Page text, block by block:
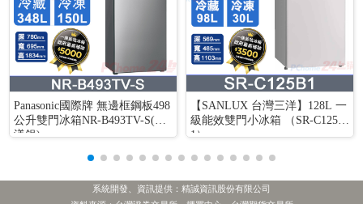
Panasonic國際牌 無邊框鋼板498
公升雙門冰箱NR-B493TV-S(晶
漾銀)
【SANLUX 台灣三洋】128L 一
級能效雙門小冰箱 （SR-C125B
1）
系統開發、資訊提供：精誠資訊股份有限公司